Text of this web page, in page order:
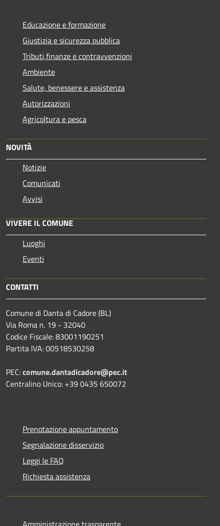
Educazione e formazione
Giustizia e sicurezza pubblica
Tributi,finanze e contravvenzioni
Ambiente
Salute, benessere e assistenza
Autorizzazioni
Agricoltura e pesca
NOVITÀ
Notizie
Comunicati
Avvisi
VIVERE IL COMUNE
Luoghi
Eventi
CONTATTI
Comune di Danta di Cadore (BL)
Via Roma n. 19 - 32040
Codice Fiscale: 83001190251
Partita IVA: 00518530258
PEC:comune.dantadicadore@pec.it
Centralino Unico: +39 0435 650072
Prenotazione appuntamento
Segnalazione disservizio
Leggi le FAQ
Richiesta assistenza